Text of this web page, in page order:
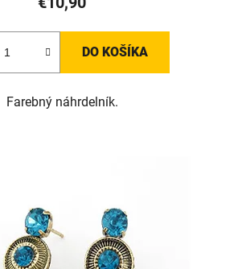
DO KOŠÍKA
Farebný náhrdelník.